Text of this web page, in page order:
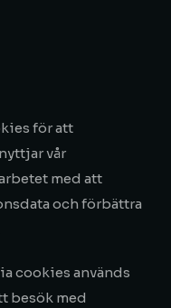
för att
vår
med att
och förbättra
cookies används
besök med